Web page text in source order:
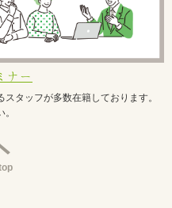
ナー
タッフが多数在籍しております。